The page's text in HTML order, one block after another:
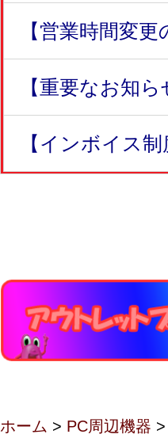
【営業時間変更
【重要なお知
【インボイス
ホーム > PC周辺機器